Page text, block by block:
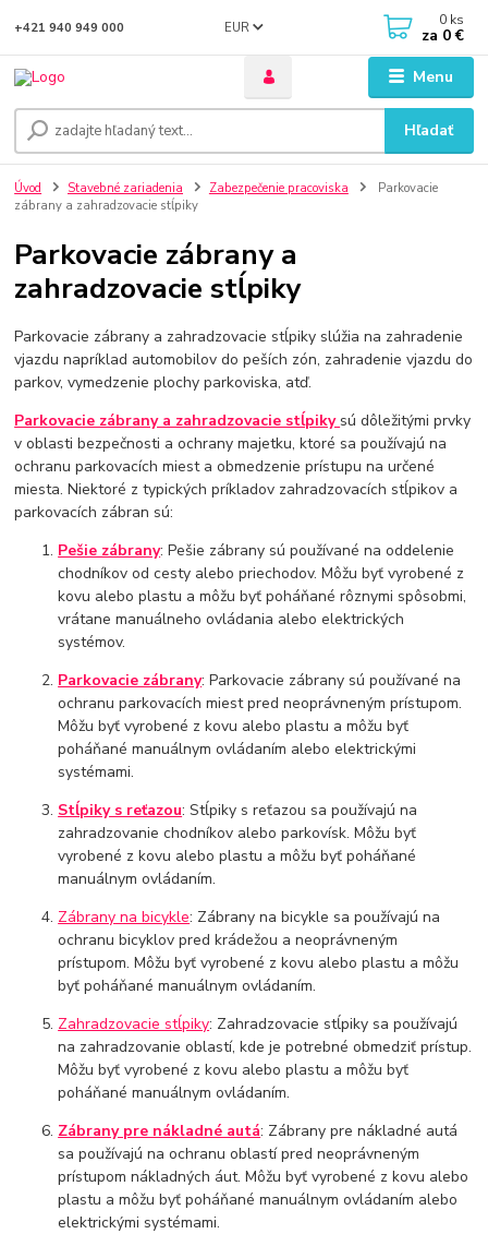
Menu
EUR
Hľadať
+421 940 949 000 0 ks
za 0 €
Úvod Stavebné zariadenia Zabezpečenie pracoviska
Parkovacie
zábrany a zahradzovacie stĺpiky
Parkovacie zábrany a
zahradzovacie stĺpiky
Parkovacie zábrany a zahradzovacie stĺpiky slúžia na zahradenie
vjazdu napríklad automobilov do peších zón, zahradenie vjazdu do
parkov, vymedzenie plochy parkoviska, atď.
Parkovacie zábrany a zahradzovacie stĺpiky sú dôležitými prvky
v oblasti bezpečnosti a ochrany majetku, ktoré sa používajú na
ochranu parkovacích miest a obmedzenie prístupu na určené
miesta. Niektoré z typických príkladov zahradzovacích stĺpikov a
parkovacích zábran sú:
Pešie zábrany: Pešie zábrany sú používané na oddelenie
chodníkov od cesty alebo priechodov. Môžu byť vyrobené z
kovu alebo plastu a môžu byť poháňané rôznymi spôsobmi,
vrátane manuálneho ovládania alebo elektrických
systémov.
Parkovacie zábrany: Parkovacie zábrany sú používané na
ochranu parkovacích miest pred neoprávneným prístupom.
Môžu byť vyrobené z kovu alebo plastu a môžu byť
poháňané manuálnym ovládaním alebo elektrickými
systémami.
Stĺpiky s reťazou: Stĺpiky s reťazou sa používajú na
zahradzovanie chodníkov alebo parkovísk. Môžu byť
vyrobené z kovu alebo plastu a môžu byť poháňané
manuálnym ovládaním.
Zábrany na bicykle: Zábrany na bicykle sa používajú na
ochranu bicyklov pred krádežou a neoprávneným
prístupom. Môžu byť vyrobené z kovu alebo plastu a môžu
byť poháňané manuálnym ovládaním.
Zahradzovacie stĺpiky: Zahradzovacie stĺpiky sa používajú
na zahradzovanie oblastí, kde je potrebné obmedziť prístup.
Môžu byť vyrobené z kovu alebo plastu a môžu byť
poháňané manuálnym ovládaním.
Zábrany pre nákladné autá: Zábrany pre nákladné autá
sa používajú na ochranu oblastí pred neoprávneným
prístupom nákladných áut. Môžu byť vyrobené z kovu alebo
plastu a môžu byť poháňané manuálnym ovládaním alebo
elektrickými systémami.